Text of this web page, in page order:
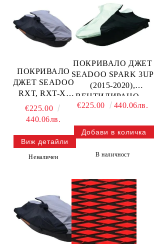
ПОКРИВАЛО
ДЖЕТ SEADOO
RXT, RXT-X,
GTX, WAKE
PRO (2018-2024),
ВЕНТИЛИРАНО
— 111WS123-V
SBT
€225.00
440.06лв.
Виж детайли
Неналичен
ПОКРИВАЛО ДЖЕТ
SEADOO SPARK 3UP
(2015-2020),
ВЕНТИЛИРАНО —
111WS120-V SBT
€225.00 440.06лв.
В наличност